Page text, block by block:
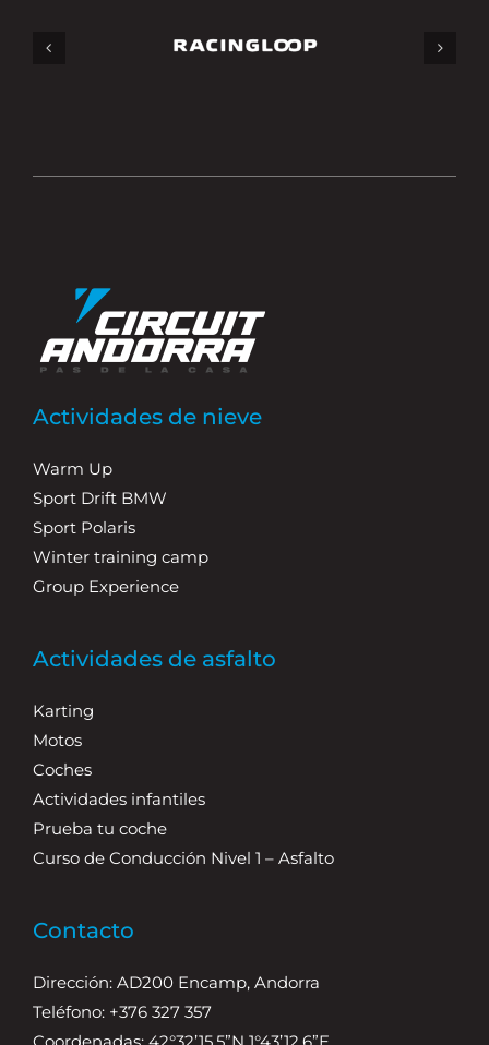
Actividades de nieve
Warm Up
Sport Drift BMW
Sport Polaris
Winter training camp
Group Experience
Actividades de asfalto
Karting
Motos
Coches
Actividades infantiles
Prueba tu coche
Curso de Conducción Nivel 1 – Asfalto
Contacto
Dirección: AD200 Encamp, Andorra
Teléfono: +376 327 357